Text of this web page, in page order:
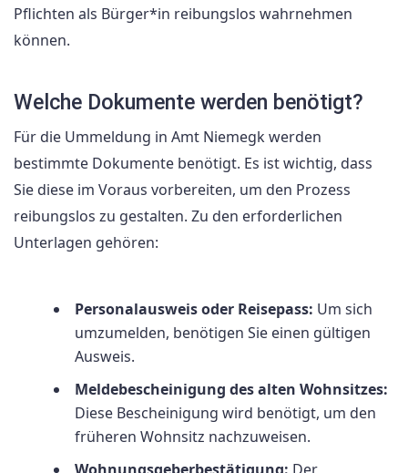
Pflichten als Bürger*in reibungslos wahrnehmen
können.
Welche Dokumente werden benötigt?
Für die Ummeldung in Amt Niemegk werden
bestimmte Dokumente benötigt. Es ist wichtig, dass
Sie diese im Voraus vorbereiten, um den Prozess
reibungslos zu gestalten. Zu den erforderlichen
Unterlagen gehören:
Personalausweis oder Reisepass: Um sich
umzumelden, benötigen Sie einen gültigen
Ausweis.
Meldebescheinigung des alten Wohnsitzes:
Diese Bescheinigung wird benötigt, um den
früheren Wohnsitz nachzuweisen.